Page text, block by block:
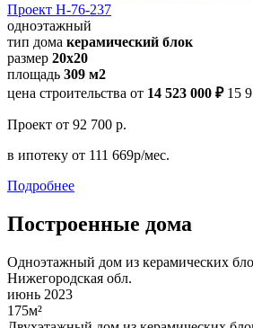
Проект Н-76-237
одноэтажный
тип дома керамический блок
размер 20x20
площадь 309 м2
цена строительства от 14 523 000 ₽ 15
Проект от 92 700 р.
в ипотеку от 111 669р/мес.
Подробнее
Построенные дома
Одноэтажный дом из керамических
Нижегородская обл.
июнь 2023
175м²